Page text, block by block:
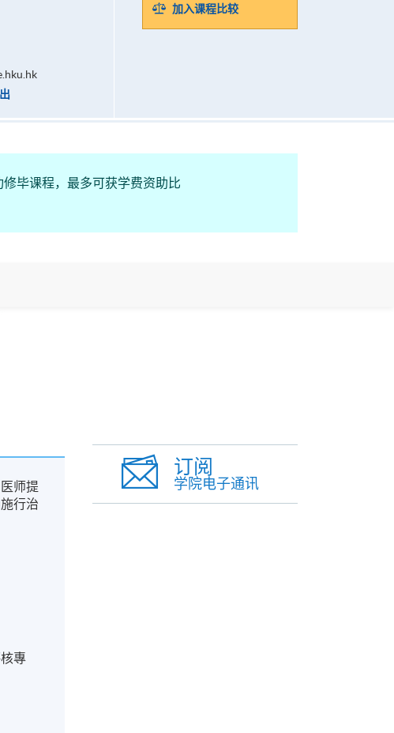
加入课程比较
毕课程，最多可获学费资助比
师提
行治
專
订阅
学院电子通讯